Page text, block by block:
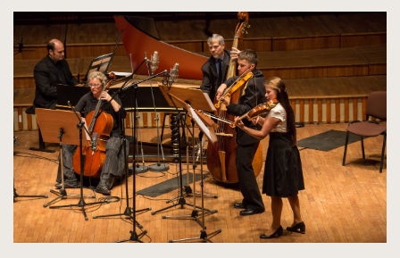
spowoduje
powiększenie
zdjęcia
do
rozmiarów
oryginalnych